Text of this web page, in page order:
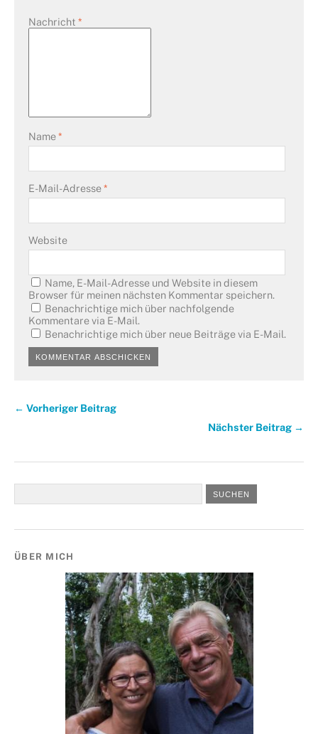
Nachricht *
Name*
E-Mail-Adresse*
Website
Name, E-Mail-Adresse und Website in diesem
Browser für meinen nächsten Kommentar speichern.
Benachrichtige mich über nachfolgende
Kommentare via E-Mail.
Benachrichtige mich über neue Beiträge via E-Mail.
← Vorheriger Beitrag
Nächster Beitrag →
ÜBER MICH